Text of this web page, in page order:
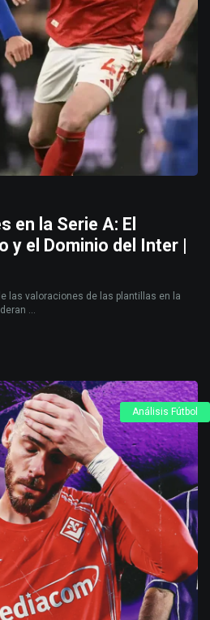
en la Serie A: El
y el Dominio del Inter |
las valoraciones de las plantillas en la
...
Análisis Fútbol